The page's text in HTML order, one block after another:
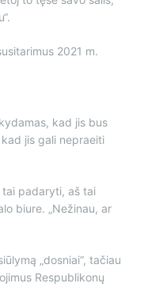
2021 m.
kad jis bus
jis gali nepraeiti
tai padaryti, aš tai
biure. „Nežinau, ar
„dosniai“, tačiau
Respublikonų